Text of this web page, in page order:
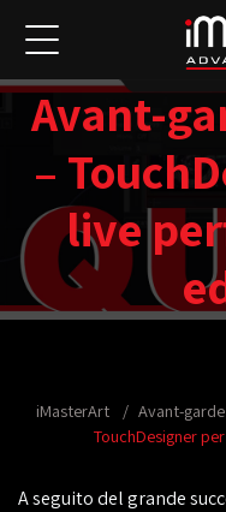
Avant-
–
live
iMasterArt Avant-
TouchDesigner
A seguito del grande